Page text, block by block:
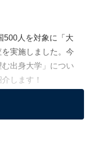
500人を対象に「大
実施しました。今
出身大学」につい
します！